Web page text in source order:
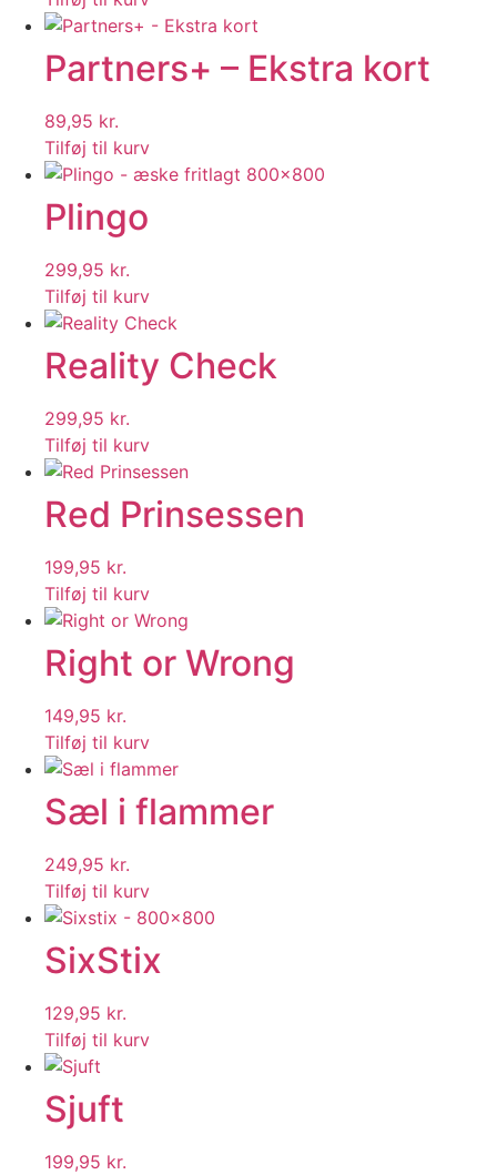
Partners+ – Ekstra kort
89,95 kr.
Tilføj til kurv
Plingo
299,95 kr.
Tilføj til kurv
Reality Check
299,95 kr.
Tilføj til kurv
Red Prinsessen
199,95 kr.
Tilføj til kurv
Right or Wrong
149,95 kr.
Tilføj til kurv
Sæl i flammer
249,95 kr.
Tilføj til kurv
SixStix
129,95 kr.
Tilføj til kurv
Sjuft
199,95 kr.